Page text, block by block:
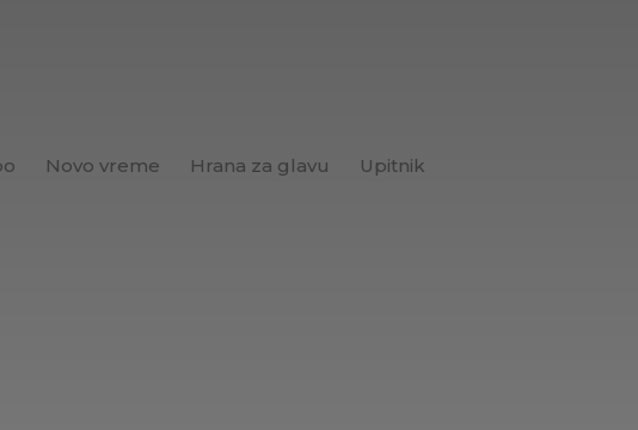
Novo vreme Hrana za glavu Upitnik